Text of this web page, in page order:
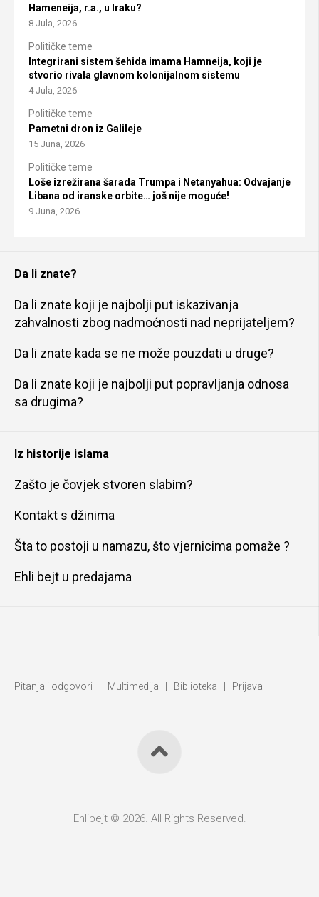
Hameneija, r.a., u Iraku?
8 Jula, 2026
Političke teme
Integrirani sistem šehida imama Hamneija, koji je
stvorio rivala glavnom kolonijalnom sistemu
4 Jula, 2026
Političke teme
Pametni dron iz Galileje
15 Juna, 2026
Političke teme
Loše izrežirana šarada Trumpa i Netanyahua: Odvajanje
Libana od iranske orbite… još nije moguće!
9 Juna, 2026
Da li znate?
Da li znate koji je najbolji put iskazivanja
zahvalnosti zbog nadmoćnosti nad neprijateljem?
Da li znate kada se ne može pouzdati u druge?
Da li znate koji je najbolji put popravljanja odnosa
sa drugima?
Iz historije islama
Zašto je čovjek stvoren slabim?
Kontakt s džinima
Šta to postoji u namazu, što vjernicima pomaže ?
Ehli bejt u predajama
Pitanja i odgovori Multimedija Biblioteka Prijava
Ehlibejt © 2026. All Rights Reserved.